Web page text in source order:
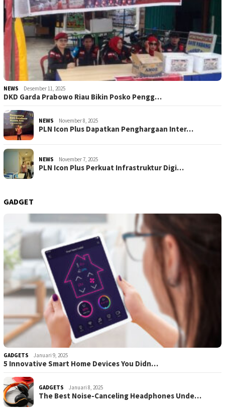
NEWS Desember 11, 2025
DKD Garda Prabowo Riau Bikin Posko Pengg…
NEWS November 8, 2025
PLN Icon Plus Dapatkan Penghargaan Inter…
NEWS November 7, 2025
PLN Icon Plus Perkuat Infrastruktur Digi…
GADGET
GADGETS Januari 9, 2025
5 Innovative Smart Home Devices You Didn…
GADGETS Januari 8, 2025
The Best Noise-Canceling Headphones Unde…